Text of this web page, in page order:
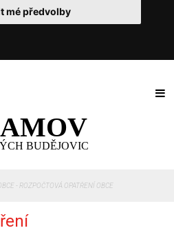
mé předvolby
BUDĚJOVIC
- ROZPOČTOVÁ OPATŘENÍ OBCE